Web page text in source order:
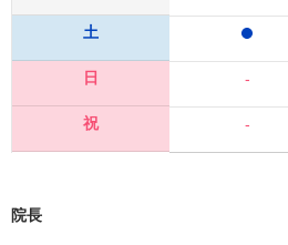
土
日
祝
-
-
院長